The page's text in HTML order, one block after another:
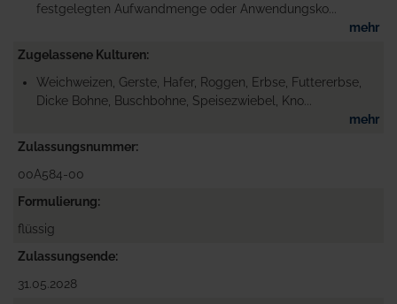
festgelegten Aufwandmenge oder Anwendungsko...
mehr
Zugelassene Kulturen
Weichweizen, Gerste, Hafer, Roggen, Erbse, Futtererbse,
Dicke Bohne, Buschbohne, Speisezwiebel, Kno...
mehr
Zulassungsnummer
00A584-00
Formulierung
flüssig
Zulassungsende
31.05.2028